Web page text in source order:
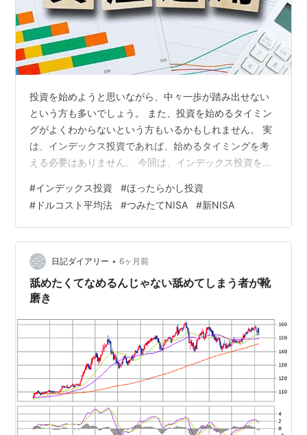
投資を始めようと思いながら、中々一歩が踏み出せない
という方も多いでしょう。 また、投資を始めるタイミン
グがよくわからないという方もいるかもしれません。 実
は、インデックス投資であれば、始めるタイミングを考
える必要はありません。 今回は、インデックス投資を始
す。 『世界一ラクなお金の増やし方 #インデックス投資
はじめました』 リンク インデックス投資とは？ ・手間
いらず ・低コスト ・ローリスク インデックス投資を始
めるタイミングは常に「今」 ・つみたて投資は黙ってい
ても「買い場」に出会う インデックス投資を始めるなら
「つみたてNISA（つみたて…
#インデックス投資 #ほったらかし投資
# ドルコスト平均法 #つみたてNISA #新NISA
日記ダイアリー • 6ヶ月前
舐めたくてなめるんじゃない舐めてしまう者が靴
磨き